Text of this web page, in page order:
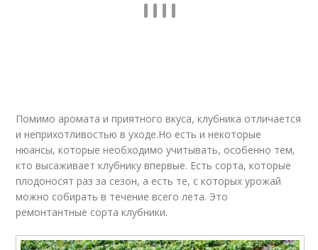
Помимо аромата и приятного вкуса, клубника отличается
и неприхотливостью в уходе.Но есть и некоторые
нюансы, которые необходимо учитывать, особенно тем,
кто высаживает клубнику впервые. Есть сорта, которые
плодоносят раз за сезон, а есть те, с которых урожай
можно собирать в течение всего лета. Это
ремонтантные сорта клубники.